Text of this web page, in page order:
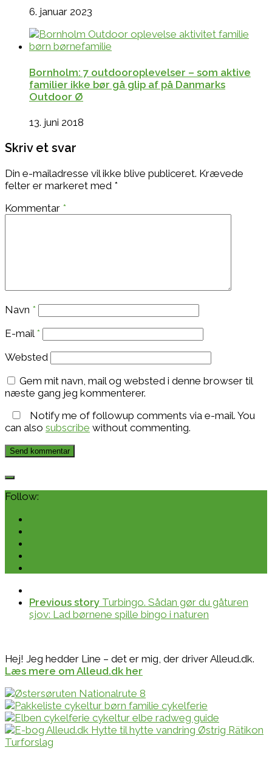
6. januar 2023
Bornholm: 7 outdooroplevelser – som aktive
familier ikke bør gå glip af på Danmarks
Outdoor Ø
13. juni 2018
Skriv et svar
Din e-mailadresse vil ikke blive publiceret. Krævede
felter er markeret med *
Kommentar *
Navn *
E-mail *
Websted
Gem mit navn, mail og websted i denne browser til
næste gang jeg kommenterer.
Notify me of followup comments via e-mail. You
can also subscribe without commenting.
Follow:
Previous story Turbingo. Sådan gør du gåturen
sjov: Lad børnene spille bingo i naturen
Hej! Jeg hedder Line – det er mig, der driver Alleud.dk.
Læs mere om Alleud.dk her